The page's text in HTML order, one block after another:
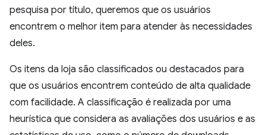
pesquisa por título, queremos que os usuários
encontrem o melhor item para atender às necessidades
deles.
Os itens da loja são classificados ou destacados para
que os usuários encontrem conteúdo de alta qualidade
com facilidade. A classificação é realizada por uma
heurística que considera as avaliações dos usuários e as